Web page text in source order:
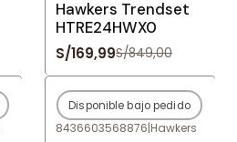
Hawkers Trendset
HTRE24HWX0
S/169,99S/849,00
-80%OFF
Agotado
Disponible bajo pedido
8436603568876|Hawkers